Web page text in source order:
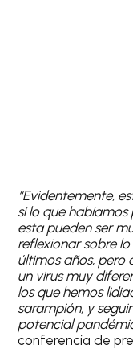
“Evidentemente,
sí lo que
esta pueden ser
reflexionar sobre
últimos años, pero
un virus muy
los que hemos
sarampión, y
potencial
conferencia de